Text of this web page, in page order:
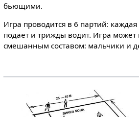
бьющими.
Игра проводится в 6 партий:
подает и трижды водит. Игра может
смешанным составом: мальчики и